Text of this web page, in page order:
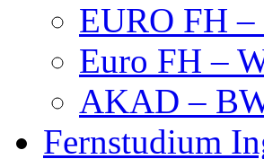
EURO FH
Euro FH –
AKAD –
Fernstudium